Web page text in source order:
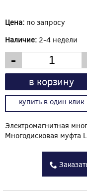
Цена: по запросу
Наличие: 2-4 недели
-
в корзину
купить в один клик
Электромагнитная
Многодисковая муфта